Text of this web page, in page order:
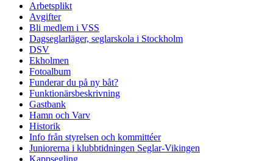
Arbetsplikt
Avgifter
Bli medlem i VSS
Dagseglarläger, seglarskola i Stockholm
DSV
Ekholmen
Fotoalbum
Funderar du på ny båt?
Funktionärsbeskrivning
Gastbank
Hamn och Varv
Historik
Info från styrelsen och kommittéer
Juniorerna i klubbtidningen Seglar-Vikingen